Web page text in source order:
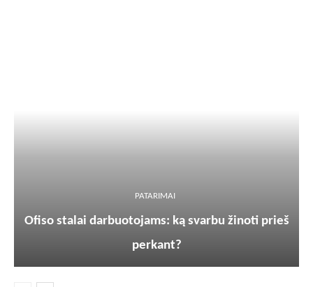
PATARIMAI
Ofiso stalai darbuotojams: ką svarbu žinoti prieš
perkant?